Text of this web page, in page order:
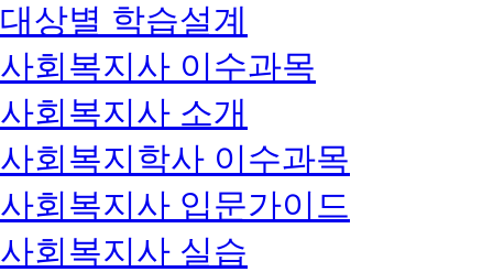
대상별 학습설계
사회복지사 이수과목
사회복지사 소개
사회복지학사 이수과목
사회복지사 입문가이드
사회복지사 실습